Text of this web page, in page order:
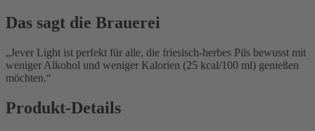
Das sagt die Brauerei
Jever Light ist perfekt für alle, die friesisch-herbes Pils bewusst mit
weniger Alkohol und weniger Kalorien (25 kcal/100 ml) genießen
möchten.
Produkt-Details